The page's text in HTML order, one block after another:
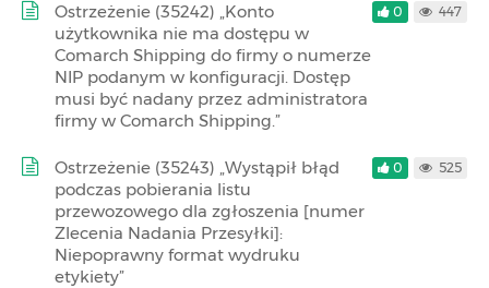
Ostrzeżenie (35242) „Konto
użytkownika nie ma dostępu w
Comarch Shipping do firmy o numerze
NIP podanym w konfiguracji. Dostęp
musi być nadany przez administratora
firmy w Comarch Shipping.”
0 447
Ostrzeżenie (35243) „Wystąpił błąd
podczas pobierania listu
przewozowego dla zgłoszenia [numer
Zlecenia Nadania Przesyłki]:
Niepoprawny format wydruku
etykiety”
0 525